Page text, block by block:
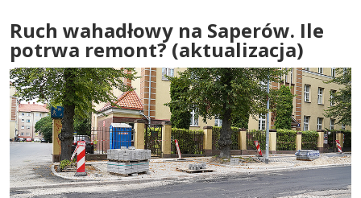
Ruch wahadłowy na Saperów. Ile
potrwa remont? (aktualizacja)